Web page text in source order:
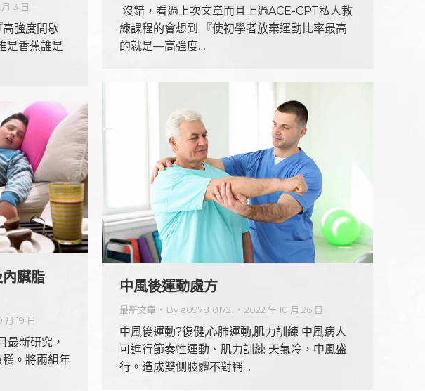
​ 沒錯，看過上次文章而且上過ACE-CPT私人教
練課程的會想到 『使初學者放棄運動比率最高
的就是—高強度…
月 3 日
強度間歇
是香蕉誰是
中風後運動處方
最新文章 By a0978101721 2022 年 10 月 26 日
中風後運動?復健,心肺運動,肌力訓練 中風病人
可進行節奏性運動、肌力訓練 天氣冷，中風盛
行。造成雙側肢體不對稱…
臟脂
月 19 日
最新研究，
。將兩組年